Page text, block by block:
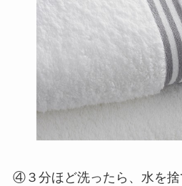
④３分ほど洗ったら、水を